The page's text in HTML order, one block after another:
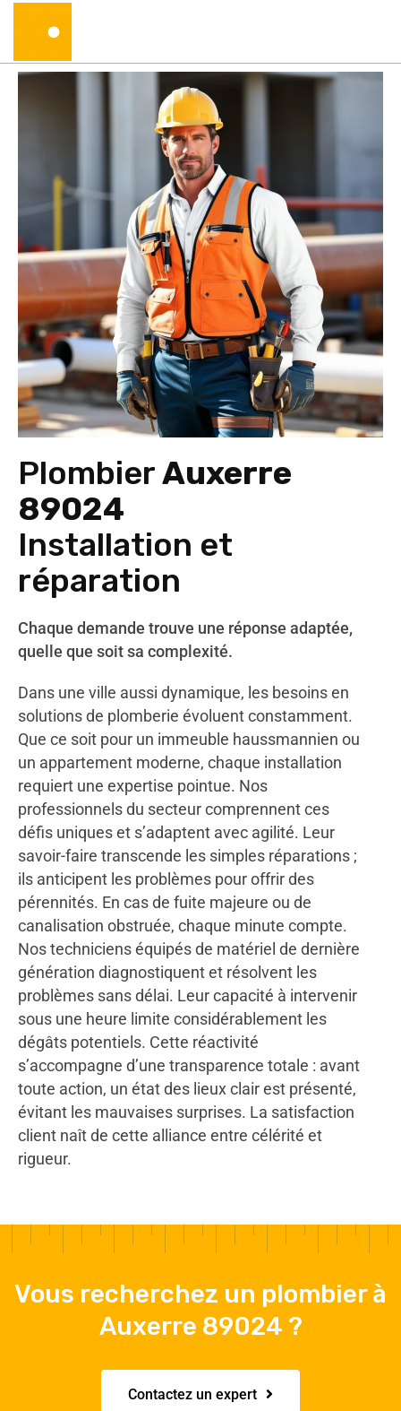
PlombierAuxerre
89024
Installation et
réparation
Chaque demande trouve une réponse adaptée,
quelle que soit sa complexité.
Dans une ville aussi dynamique, les besoins en
solutions de plomberie évoluent constamment.
Que ce soit pour un immeuble haussmannien ou
un appartement moderne, chaque installation
requiert une expertise pointue. Nos
professionnels du secteur comprennent ces
défis uniques et s’adaptent avec agilité. Leur
savoir-faire transcende les simples réparations ;
ils anticipent les problèmes pour offrir des
pérennités. En cas de fuite majeure ou de
canalisation obstruée, chaque minute compte.
Nos techniciens équipés de matériel de dernière
génération diagnostiquent et résolvent les
problèmes sans délai. Leur capacité à intervenir
sous une heure limite considérablement les
dégâts potentiels. Cette réactivité
s’accompagne d’une transparence totale : avant
toute action, un état des lieux clair est présenté,
évitant les mauvaises surprises. La satisfaction
client naît de cette alliance entre célérité et
rigueur.
Vous recherchez un plombier à
Auxerre 89024 ?
Contactez un expert